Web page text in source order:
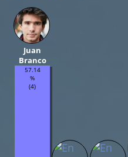
Juan
Branco
57.14
%
(4)